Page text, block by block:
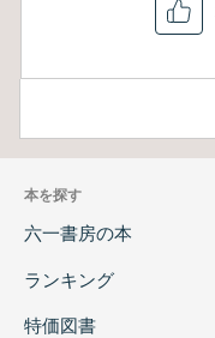
本を探す
六一書房の本
ランキング
特価図書